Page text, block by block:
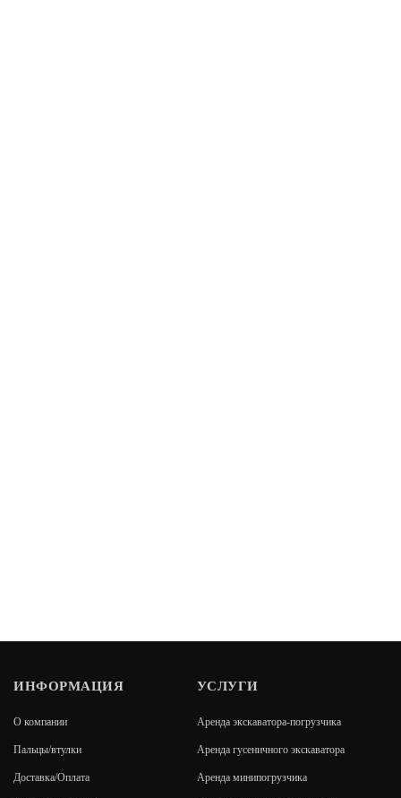
ИНФОРМАЦИЯ
О компании
Пальцы/втулки
Доставка/Оплата
УСЛУГИ
Аренда экскаватора-погрузчика
Аренда гусеничного экскаватора
Аренда минипогрузчика